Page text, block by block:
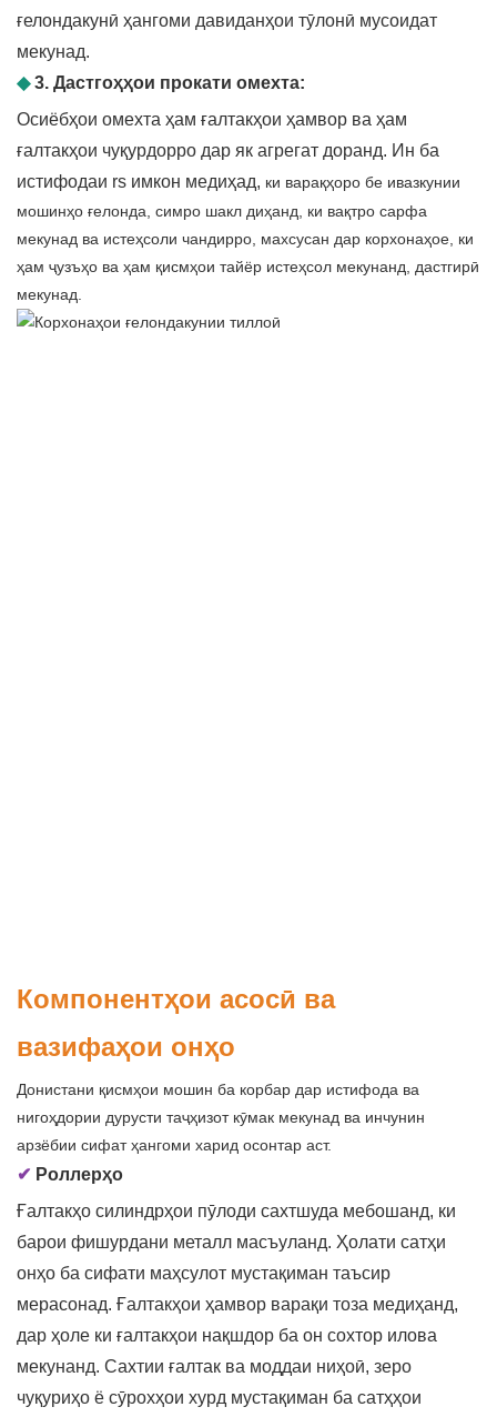
ғелондакунӣ ҳангоми давиданҳои тӯлонӣ мусоидат
мекунад.
◆3. Дастгоҳҳои прокати омехта:
Осиёбҳои омехта ҳам ғалтакҳои ҳамвор ва ҳам
ғалтакҳои чуқурдорро дар як агрегат доранд. Ин ба
истифодаи rs имкон медиҳад, ки варақҳоро бе ивазкунии
мошинҳо ғелонда, симро шакл диҳанд, ки вақтро сарфа
мекунад ва истеҳсоли чандирро, махсусан дар корхонаҳое, ки
ҳам ҷузъҳо ва ҳам қисмҳои тайёр истеҳсол мекунанд, дастгирӣ
мекунад.
Компонентҳои асосӣ ва
вазифаҳои онҳо
Донистани қисмҳои мошин ба корбар дар истифода ва
нигоҳдории дурусти таҷҳизот кӯмак мекунад ва инчунин
арзёбии сифат ҳангоми харид осонтар аст.
✔ Роллерҳо
Ғалтакҳо силиндрҳои пӯлоди сахтшуда мебошанд, ки
барои фишурдани металл масъуланд. Ҳолати сатҳи
онҳо ба сифати маҳсулот мустақиман таъсир
мерасонад. Ғалтакҳои ҳамвор варақи тоза медиҳанд,
дар ҳоле ки ғалтакҳои нақшдор ба он сохтор илова
мекунанд. Сахтии ғалтак ва моддаи ниҳоӣ, зеро
чуқуриҳо ё сӯрохҳои хурд мустақиман ба сатҳҳои